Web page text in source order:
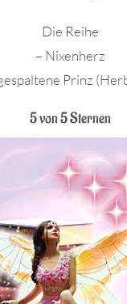
Die Reihe
– Nixenherz
Prinz
5 von 5 Sternen